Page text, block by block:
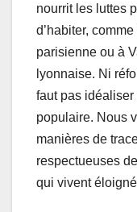
nourrit les luttes
d’habiter,
parisienne ou à
lyonnaise. Ni
faut pas
populaire. Nous
manières de
respectueuses
qui vivent